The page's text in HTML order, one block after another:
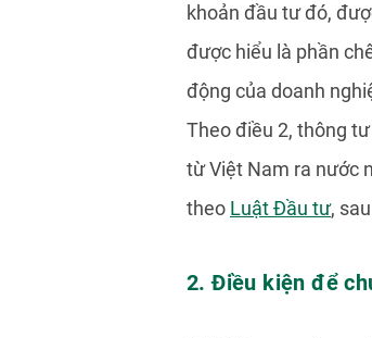
khoản đầu tư đó,
được hiểu là phần
động của doanh
Theo điều 2, thông
từ Việt Nam ra nước
theo Luật Đầu tư,
2. Điều kiện để